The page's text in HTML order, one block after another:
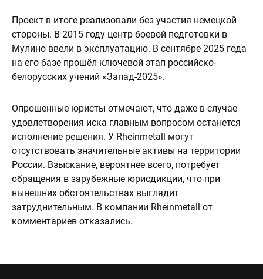
Проект в итоге реализовали без участия немецкой
стороны. В 2015 году центр боевой подготовки в
Мулино ввели в эксплуатацию. В сентябре 2025 года
на его базе прошёл ключевой этап российско-
белорусских учений «Запад-2025».
Опрошенные юристы отмечают, что даже в случае
удовлетворения иска главным вопросом останется
исполнение решения. У Rheinmetall могут
отсутствовать значительные активы на территории
России. Взыскание, вероятнее всего, потребует
обращения в зарубежные юрисдикции, что при
нынешних обстоятельствах выглядит
затруднительным. В компании Rheinmetall от
комментариев отказались.